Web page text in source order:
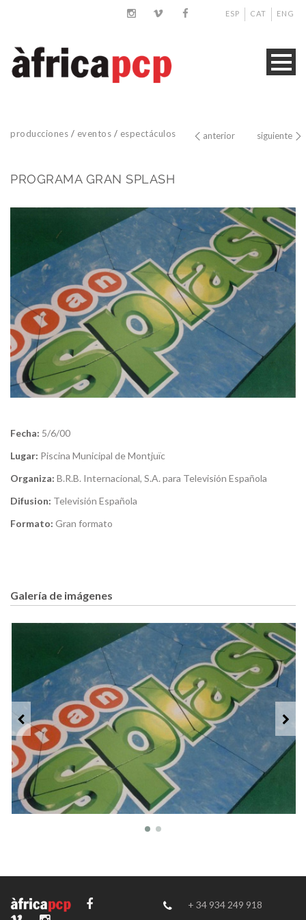
ENG
CAT
ESP
producciones / eventos / espectáculos anterior siguiente
PROGRAMA GRAN SPLASH
Fecha: 5/6/00
Lugar: Piscina Municipal de Montjuïc
Organiza: B.R.B. Internacional, S.A. para Televisión Española
Difusion: Televisión Española
Formato: Gran formato
Galería de imágenes
+ 34 934 249 918